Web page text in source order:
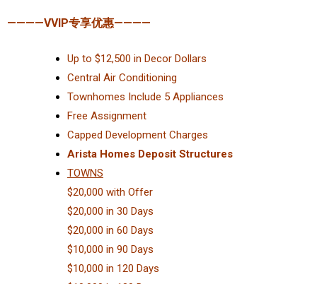
————VVIP专享优惠————
Up to $12,500 in Decor Dollars
Central Air Conditioning
Townhomes Include 5 Appliances
Free Assignment
Capped Development Charges
Arista Homes Deposit Structures
TOWNS
$20,000 with Offer
$20,000 in 30 Days
$20,000 in 60 Days
$10,000 in 90 Days
$10,000 in 120 Days